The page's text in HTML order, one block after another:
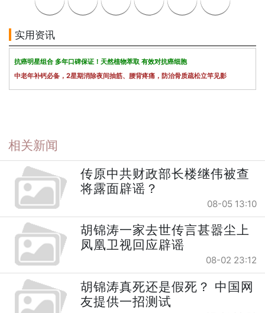
实用资讯
抗癌明星组合 多年口碑保证！天然植物萃取 有效对抗癌细胞
中老年补钙必备，2星期消除夜间抽筋、腰背疼痛，防治骨质疏松立竿见影
相关新闻
传原中共财政部长楼继伟被查
将露面辟谣？
08-05 13:10
胡锦涛一家去世传言甚嚣尘上
凤凰卫视回应辟谣
08-02 23:12
胡锦涛真死还是假死？ 中国网
友提供一招测试